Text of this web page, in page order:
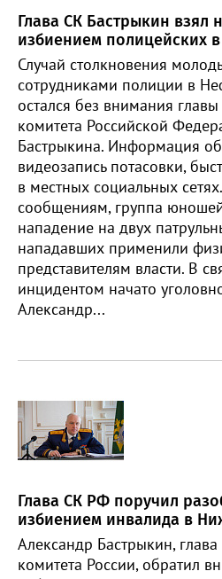
Глава СК Бастрыкин взял
избиением полицейских
Случай столкновения
сотрудниками полиции в
остался без внимания
комитета Российской
Бастрыкина. Информация
видеозапись потасовки,
в местных социальных
сообщениям, группа
нападение на двух
нападавших применили
представителям власти. В
инцидентом начато
Александр...
Глава СК РФ поручил
избиением инвалида в
Александр Бастрыкин, глава
комитета России, обратил